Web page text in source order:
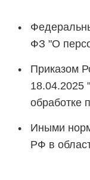
ФЗ "О
Приказом
18.04.2025
обработке
Иными
РФ в